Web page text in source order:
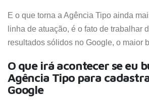
E o que torna a Agência Tipo ainda
linha de atuação, é o fato de trabalhar
resultados sólidos no Google, o maior
O que irá acontecer se eu
Agência Tipo para
Google